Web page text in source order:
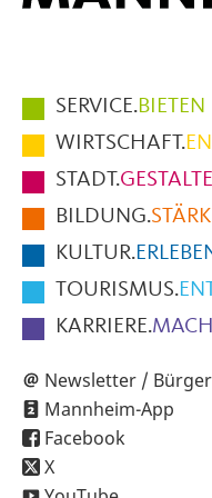
Hauptmenüpunkte
im
Fußbereich
der
Seite
SERVICE.BIETEN
WIRTSCHAFT.
STADT.
BILDUNG.
KULTUR.
TOURISMUS.
KARRIERE.
Newsletter /
Mannheim-App
Facebook
X